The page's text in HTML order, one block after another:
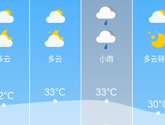
云 多云 小雨 多云
33°C
33°C